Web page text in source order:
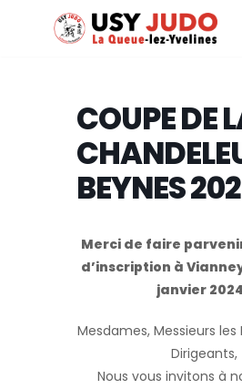
COUPE DE
BEYNES
Merci de faire
d’inscription à
janvier
Mesdames, Messieurs
Dirigeants,
Nous vous invitons à